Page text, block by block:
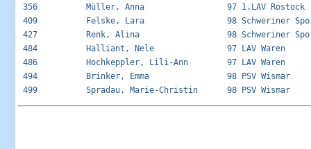
356          Müller, Anna                 97
409          Felske, Lara                 98
427          Renk, Alina                  98
484          Halliant, Nele               97
486          Hochkeppler, Lili-Ann        97
494          Brinker, Emma                98